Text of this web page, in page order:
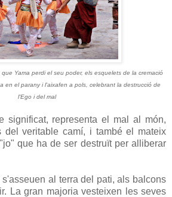
que Yama perdi el seu poder, els esqueletsde la cremació
en el parany i l'aixafen a pols, celebrant la destrucció de
l'Ego idel mal
significat, representa el mal al món,
del veritable camí, i també el mateix
que ha de ser destruït per alliberar
s'asseuen al terra del pati, als balcons
La gran majoria vesteixen les seves